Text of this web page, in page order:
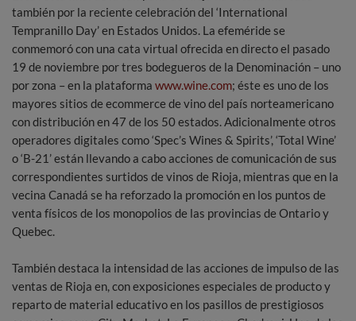
también por la reciente celebración del ‘International
Tempranillo Day’ en Estados Unidos. La efeméride se
conmemoró con una cata virtual ofrecida en directo el pasado
19 de noviembre por tres bodegueros de la Denominación – uno
por zona – en la plataforma www.wine.com; éste es uno de los
mayores sitios de ecommerce de vino del país norteamericano
con distribución en 47 de los 50 estados. Adicionalmente otros
operadores digitales como ‘Spec’s Wines & Spirits’, ‘Total Wine’
o ‘B-21’ están llevando a cabo acciones de comunicación de sus
correspondientes surtidos de vinos de Rioja, mientras que en la
vecina Canadá se ha reforzado la promoción en los puntos de
venta físicos de los monopolios de las provincias de Ontario y
Quebec.
También destaca la intensidad de las acciones de impulso de las
ventas de Rioja en, con exposiciones especiales de producto y
reparto de material educativo en los pasillos de prestigiosos